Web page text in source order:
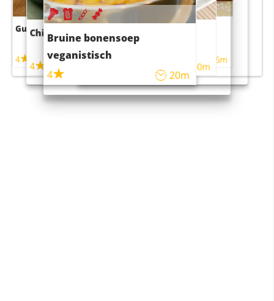
Guacamole
4
Chili con carne
4 45m
Bruine bonensoep
veganistisch
4
20m
Sushi rijstsalade
maaltijdsalade
40m
4 55m